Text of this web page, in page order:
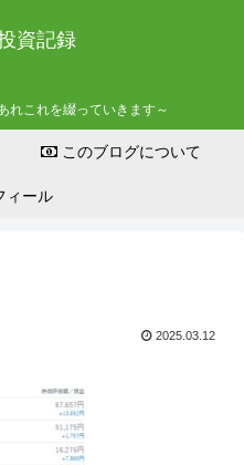
資記録
れこれを綴っていきます～
このブログについて
ィール
2025.03.12